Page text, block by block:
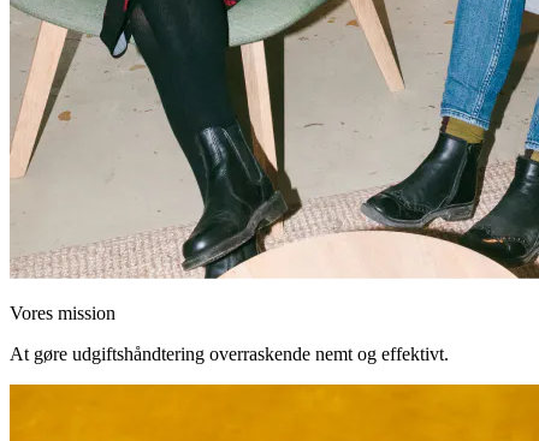
Vores mission
At gøre udgiftshåndtering overraskende nemt og effektivt.